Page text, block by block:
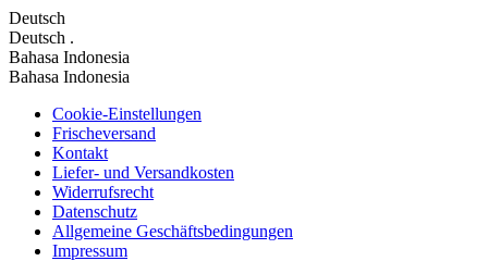
Deutsch
Deutsch .
Bahasa Indonesia
Bahasa Indonesia
Cookie-Einstellungen
Frischeversand
Kontakt
Liefer- und Versandkosten
Widerrufsrecht
Datenschutz
Allgemeine Geschäftsbedingungen
Impressum